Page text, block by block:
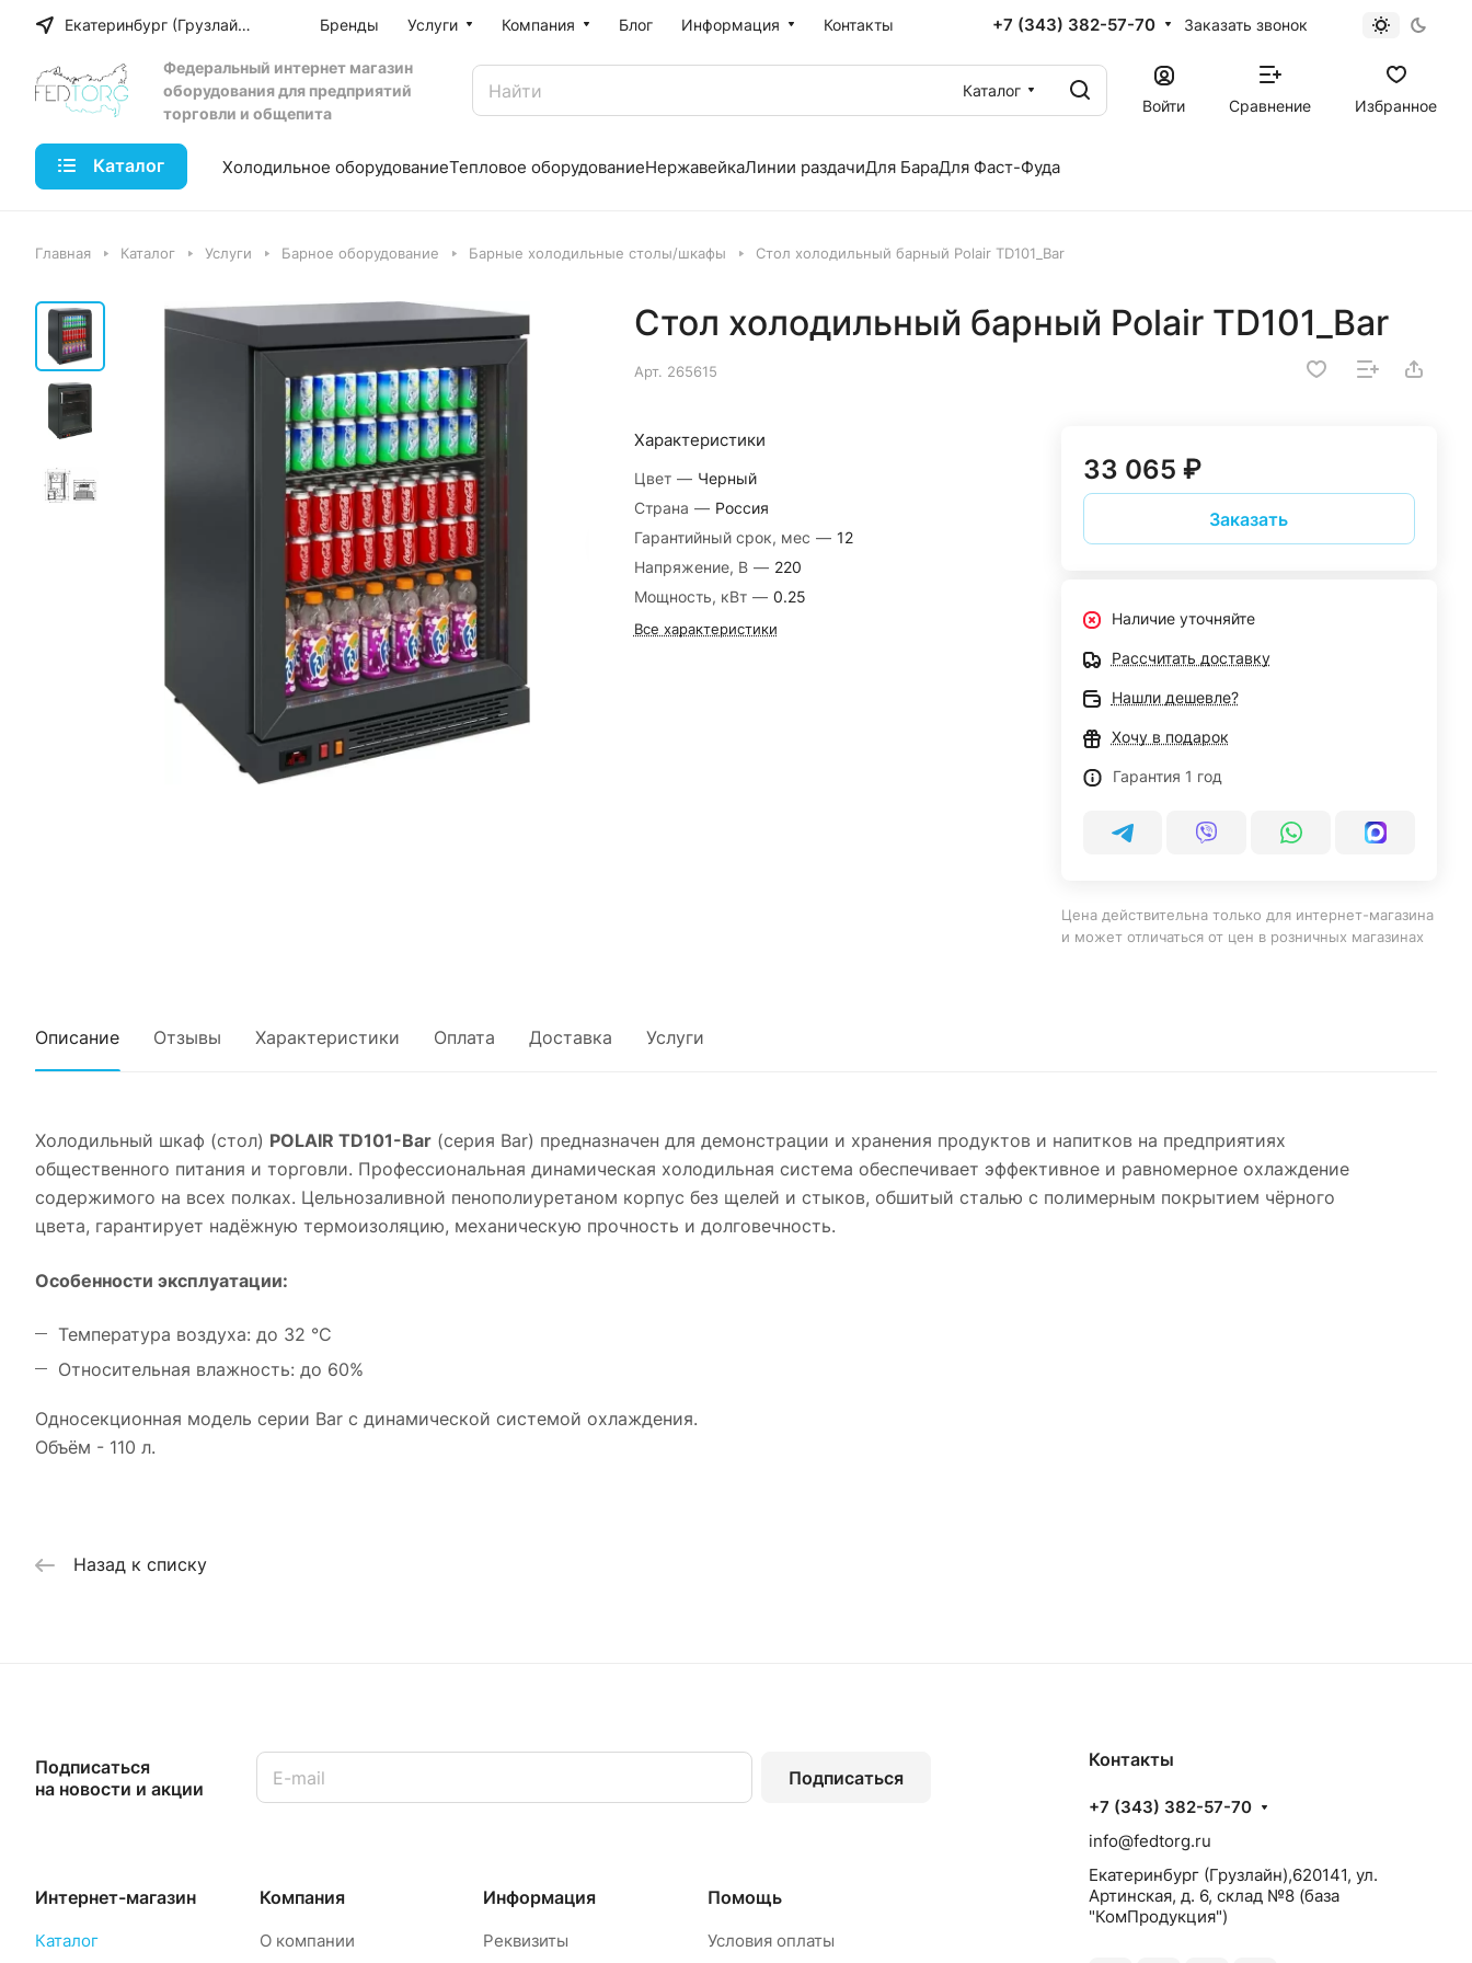
Екатеринбург (Грузлайн) Бренды Услуги Компания Блог Информация Контакты +7 (343) 382-57-70 Заказать звонок
Федеральный интернет магазин
оборудования для предприятий
торговли и общепита
Каталог
Войти
Сравнение Избранное
Каталог Холодильное оборудованиеТепловое оборудованиеНержавейкаЛинии раздачиДля БараДля Фаст-Фуда
Главная Каталог Услуги Барное оборудование Барные холодильные столы/шкафы Стол холодильный барный Polair TD101_Bar
Стол холодильный барный Polair TD101_Bar
Арт. 265615
Характеристики
Цвет — Черный
Страна — Россия
Гарантийный срок, мес — 12
Напряжение, В — 220
Мощность, кВт — 0.25
Все характеристики
33 065 ₽
Заказать
Наличие уточняйте
Рассчитать доставку
Нашли дешевле?
Хочу в подарок
Гарантия 1 год
Цена действительна только для интернет-магазина
и может отличаться от цен в розничных магазинах
Описание Отзывы Характеристики Оплата Доставка Услуги
Холодильный шкаф (стол) POLAIR TD101-Bar (серия Bar) предназначен для демонстрации и хранения продуктов и напитков на предприятиях
общественного питания и торговли. Профессиональная динамическая холодильная система обеспечивает эффективное и равномерное охлаждение
содержимого на всех полках. Цельнозаливной пенополиуретаном корпус без щелей и стыков, обшитый сталью с полимерным покрытием чёрного
цвета, гарантирует надёжную термоизоляцию, механическую прочность и долговечность.
Особенности эксплуатации:
Температура воздуха: до 32 °С
Относительная влажность: до 60%
Односекционная модель серии Bar с динамической системой охлаждения.
Объём - 110 л.
Назад к списку
Подписаться
на новости и акции
Подписаться
Интернет-магазин
Каталог
Компания
О компании
Информация
Реквизиты
Помощь
Условия оплаты
Контакты
+7 (343) 382-57-70
info@fedtorg.ru
Екатеринбург (Грузлайн),620141, ул.
Артинская, д. 6, склад №8 (база
"КомПродукция")